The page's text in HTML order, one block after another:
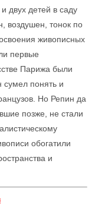
двух детей в саду
воздушен, тонок по
живописных
первые
Парижа были
понять и
Но Репин да
позже, не стали
обогатили
и